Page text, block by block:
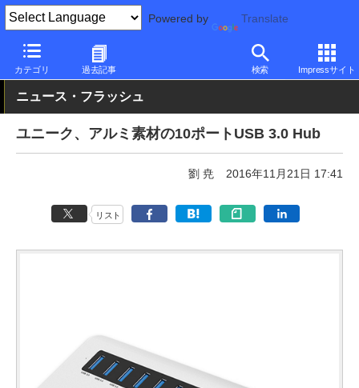
Powered by Translate
カテゴリ 過去記事 検索 Impressサイト
PC Watch 半導体/周辺機器 その他
ニュース・フラッシュ
ユニーク、アルミ素材の10ポートUSB 3.0 Hub
劉 尭 2016年11月21日 17:41
リスト